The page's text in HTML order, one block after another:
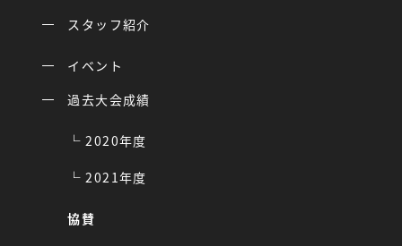
スタッフ紹介
イベント
過去大会成績
2020年度
2021年度
協賛